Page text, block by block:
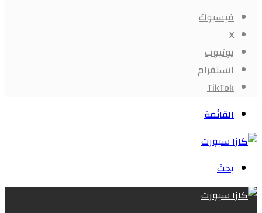
فيسبوك
X
يوتيوب
انستقرام
‫TikTok
القائمة
بحث